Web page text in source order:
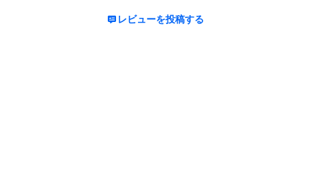
レビューを投稿する